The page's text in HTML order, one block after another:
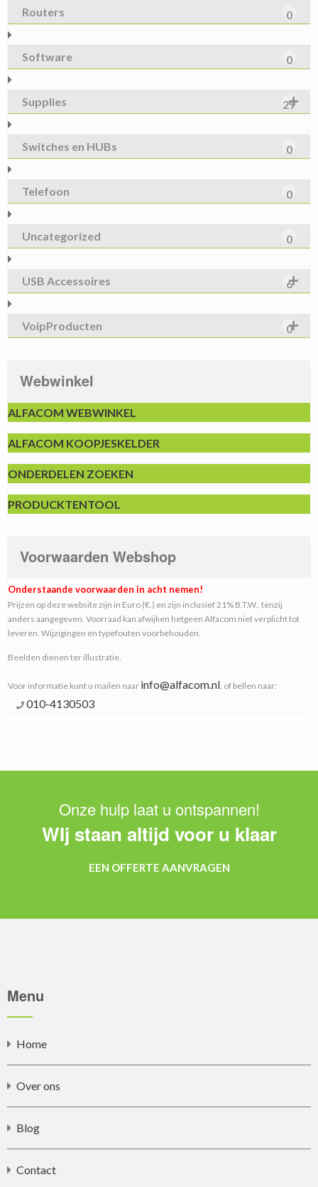
Routers 0
Software 0
Supplies 29
Switches en HUBs 0
Telefoon 0
Uncategorized 0
USB Accessoires 6
VoipProducten 0
Webwinkel
ALFACOM WEBWINKEL
ALFACOM KOOPJESKELDER
ONDERDELEN ZOEKEN
PRODUCKTENTOOL
Voorwaarden Webshop
Onderstaande voorwaarden in acht nemen!
Prijzen op deze website zijn in Euro (€.) en zijn inclusief 21% B.T.W., tenzij
anders aangegeven. Voorraad kan afwijken hetgeen Alfacom niet verplicht tot
leveren. Wijzigingen en typefouten voorbehouden.
Beelden dienen ter illustratie.
Voor informatie kunt u mailen naar info@alfacom.nl, of bellen naar:
010-4130503
Onze hulp laat u ontspannen!
WIj staan altijd voor u klaar
EEN OFFERTE AANVRAGEN
Menu
Home
Over ons
Blog
Contact